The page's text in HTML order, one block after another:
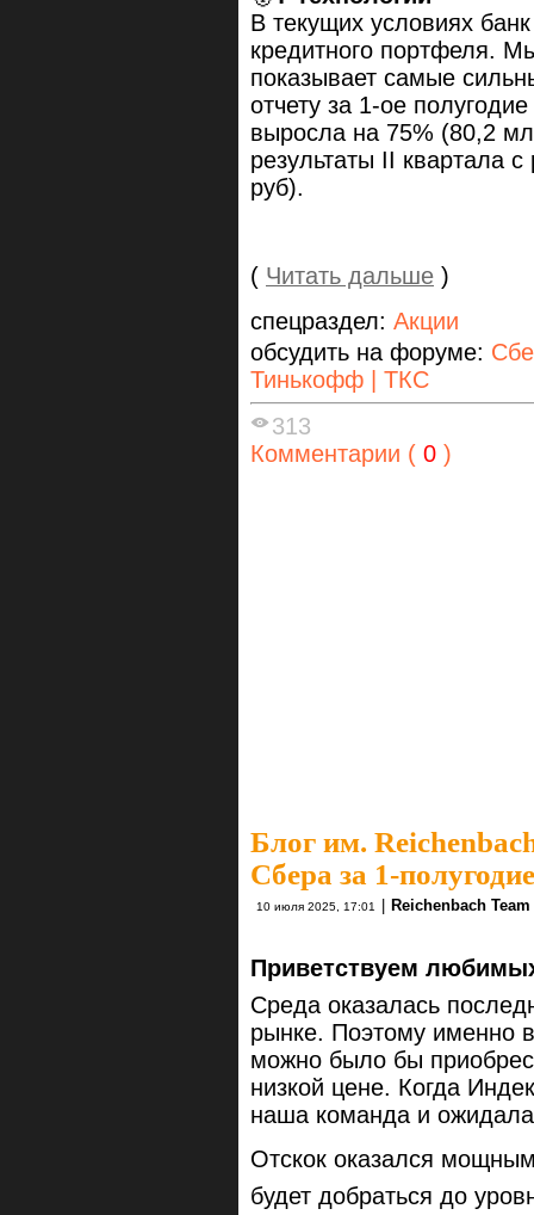
В текущих условиях
кредитного портфеля.
показывает самые
отчету за 1-ое
выросла на 75% (80,2
результаты II квартала
руб).
( Читать дальше )
спецраздел: Акции
обсудить на форуме:
Тинькофф | ТКС
313
Комментарии ( 0 )
Блог им.
Сбера за 1-
10 июля 2025, 17:01 Reichenbach Team
Приветствуем
Среда оказалась
рынке. Поэтому именно
можно было бы
низкой цене. Когда
наша команда и ожидала
Отскок оказался
будет добраться до